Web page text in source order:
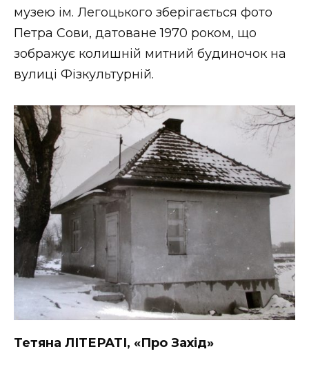
музею ім. Легоцького зберігається фото
Петра Сови, датоване 1970 роком, що
зображує колишній митний будиночок на
вулиці Фізкультурній.
Тетяна ЛІТЕРАТІ, «Про Захід»